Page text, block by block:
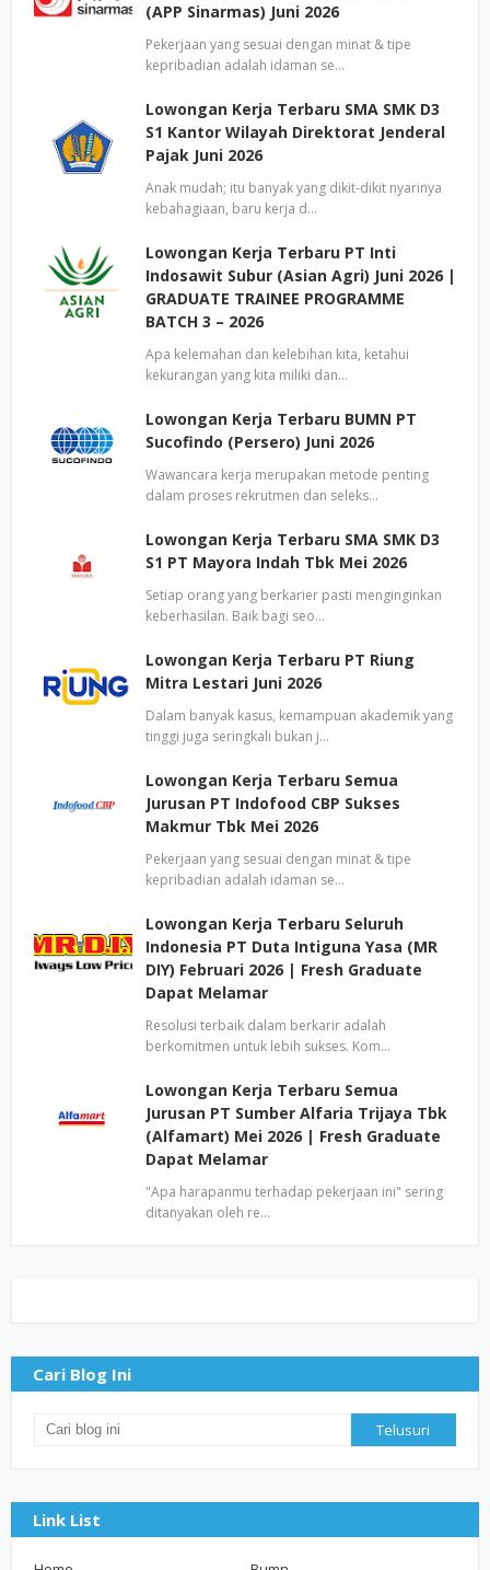
(APP Sinarmas) Juni 2026
Pekerjaan yang sesuai dengan minat & tipe
kepribadian adalah idaman se…
Lowongan Kerja Terbaru SMA SMK D3
S1 Kantor Wilayah Direktorat Jenderal
Pajak Juni 2026
Anak mudah; itu banyak yang dikit-dikit nyarinya
kebahagiaan, baru kerja d…
Lowongan Kerja Terbaru PT Inti
Indosawit Subur (Asian Agri) Juni 2026 |
GRADUATE TRAINEE PROGRAMME
BATCH 3 – 2026
Apa kelemahan dan kelebihan kita, ketahui
kekurangan yang kita miliki dan…
Lowongan Kerja Terbaru BUMN PT
Sucofindo (Persero) Juni 2026
Wawancara kerja merupakan metode penting
dalam proses rekrutmen dan seleks…
Lowongan Kerja Terbaru SMA SMK D3
S1 PT Mayora Indah Tbk Mei 2026
Setiap orang yang berkarier pasti menginginkan
keberhasilan. Baik bagi seo…
Lowongan Kerja Terbaru PT Riung
Mitra Lestari Juni 2026
Dalam banyak kasus, kemampuan akademik yang
tinggi juga seringkali bukan j…
Lowongan Kerja Terbaru Semua
Jurusan PT Indofood CBP Sukses
Makmur Tbk Mei 2026
Pekerjaan yang sesuai dengan minat & tipe
kepribadian adalah idaman se…
Lowongan Kerja Terbaru Seluruh
Indonesia PT Duta Intiguna Yasa (MR
DIY) Februari 2026 | Fresh Graduate
Dapat Melamar
Resolusi terbaik dalam berkarir adalah
berkomitmen untuk lebih sukses. Kom…
Lowongan Kerja Terbaru Semua
Jurusan PT Sumber Alfaria Trijaya Tbk
(Alfamart) Mei 2026 | Fresh Graduate
Dapat Melamar
"Apa harapanmu terhadap pekerjaan ini" sering
ditanyakan oleh re…
Cari Blog Ini
Link List